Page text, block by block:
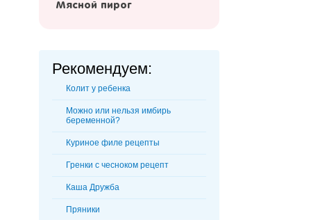
Мясной пирог
Рекомендуем:
Колит у ребенка
Можно или нельзя имбирь
беременной?
Куриное филе рецепты
Гренки с чесноком рецепт
Каша Дружба
Пряники